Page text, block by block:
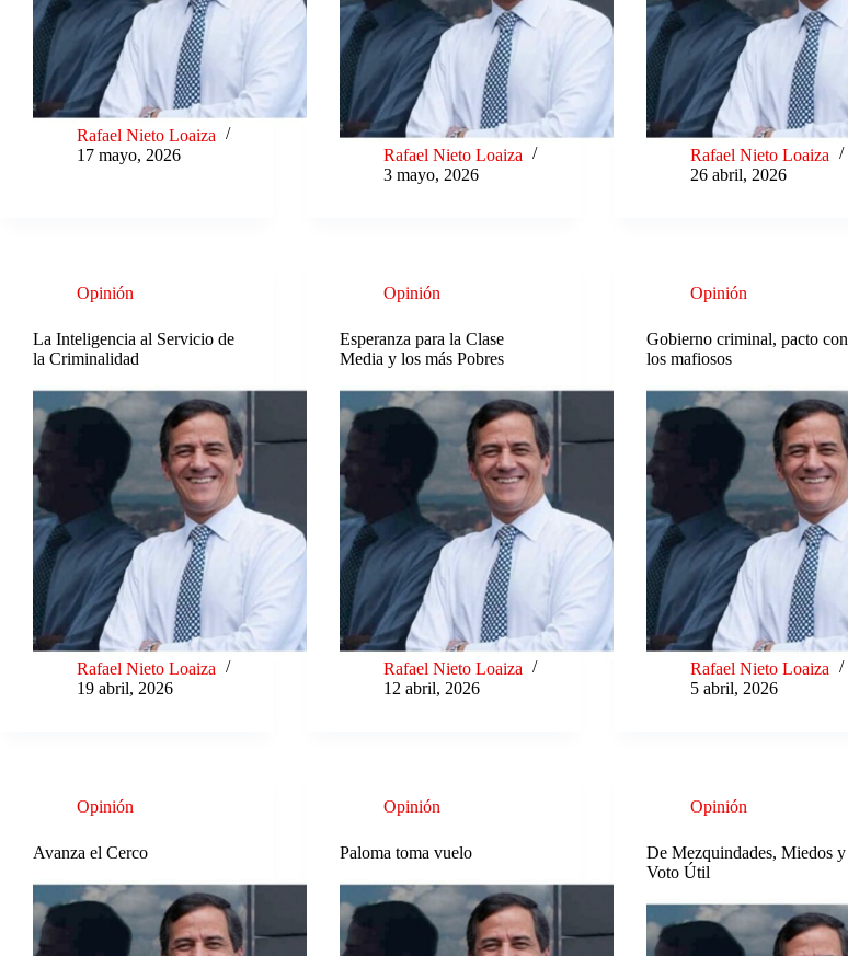
Rafael Nieto Loaiza
17 mayo, 2026
Rafael Nieto Loaiza
3 mayo, 2026
Rafael Nieto Loaiza
26 abril, 2026
Opinión
La Inteligencia al Servicio de
la Criminalidad
Rafael Nieto Loaiza
19 abril, 2026
Opinión
Esperanza para la Clase
Media y los más Pobres
Rafael Nieto Loaiza
12 abril, 2026
Opinión
Gobierno criminal, pacto con
los mafiosos
Rafael Nieto Loaiza
5 abril, 2026
Opinión
Avanza el Cerco
Opinión
Paloma toma vuelo
Opinión
De Mezquindades, Miedos y
Voto Útil